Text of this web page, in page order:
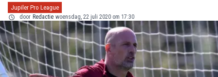
Jupiler Pro League
door Redactie woensdag, 22 juli 2020 om 17:30